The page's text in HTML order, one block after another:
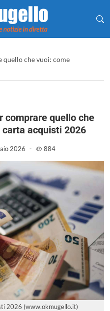
quello che vuoi: come
comprare quello che
acquisti 2026
2026 - 884
2026 (www.okmugello.it)